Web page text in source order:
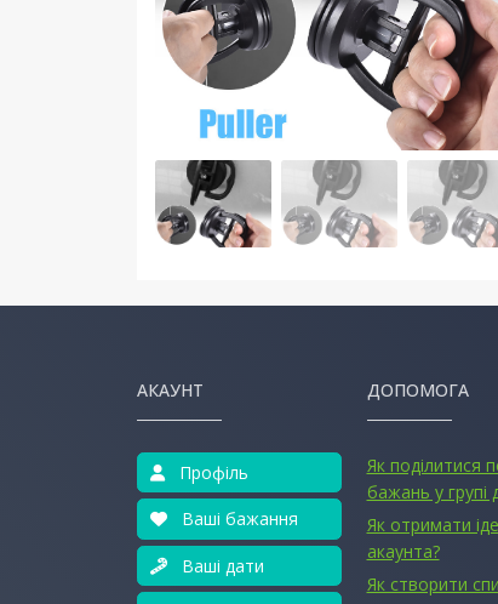
АКАУНТ
Профіль
Ваші бажання
Ваші дати
ДОПОМОГА
Як поділитися
бажань у групі
Як отримати
акаунта?
Як створити